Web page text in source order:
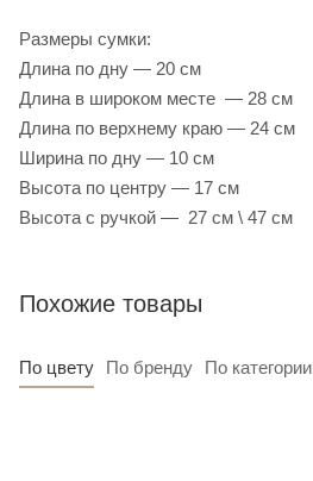
Размеры сумки:
Длина по дну — 20 см
Длина в широком месте — 28 см
Длина по верхнему краю — 24 см
Ширина по дну — 10 см
Высота по центру — 17 см
Высота с ручкой — 27 см \ 47 см
Похожие товары
По цвету По бренду По категории